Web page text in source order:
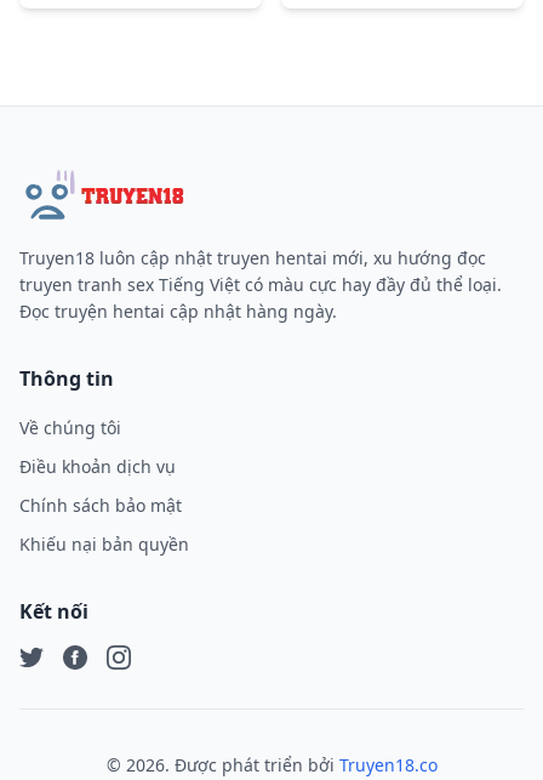
Truyen18 luôn cập nhật truyen hentai mới, xu hướng đọc
truyen tranh sex Tiếng Việt có màu cực hay đầy đủ thể loại.
Đọc truyện hentai cập nhật hàng ngày.
Thông tin
Về chúng tôi
Điều khoản dịch vụ
Chính sách bảo mật
Khiếu nại bản quyền
Kết nối
© 2026. Được phát triển bởi Truyen18.co